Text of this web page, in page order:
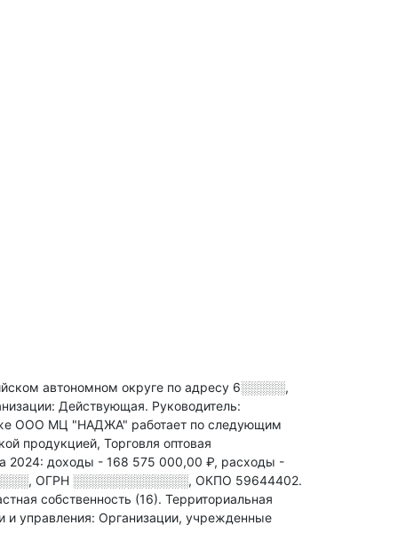
автономном округе по адресу 6░░░░░,
Действующая. Руководитель:
ООО МЦ "НАДЖА" работает по следующим
продукцией, Торговля оптовая
2024: доходы - 168 575 000,00 ₽, расходы -
, ОГРН ░░░░░░░░░░░░░, ОКПО 59644402.
собственность (16). Территориальная
и управления: Организации, учрежденные